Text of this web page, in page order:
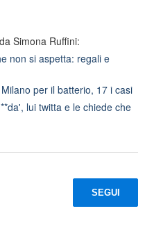
Simona Ruffini:
non si aspetta: regali e
per il batterio, 17 i casi
lui twitta e le chiede che
SEGUI